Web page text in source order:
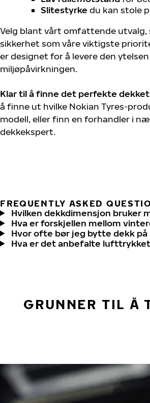
Slitestyrke du kan stole
Velg blant vårt omfattende
sikkerhet som våre viktigste
er designet for å levere den
miljøpåvirkningen.
Klar til å finne det perfekte
å finne ut hvilke Nokian Tyres-
modell, eller finn en forhandler i
dekkekspert.
FREQUENTLY ASKED
Hvilken dekkdimensjon bruker
Hva er forskjellen mellom
Hvor ofte bør jeg bytte dekk på
Hva er det anbefalte
GRUNNER TIL Å